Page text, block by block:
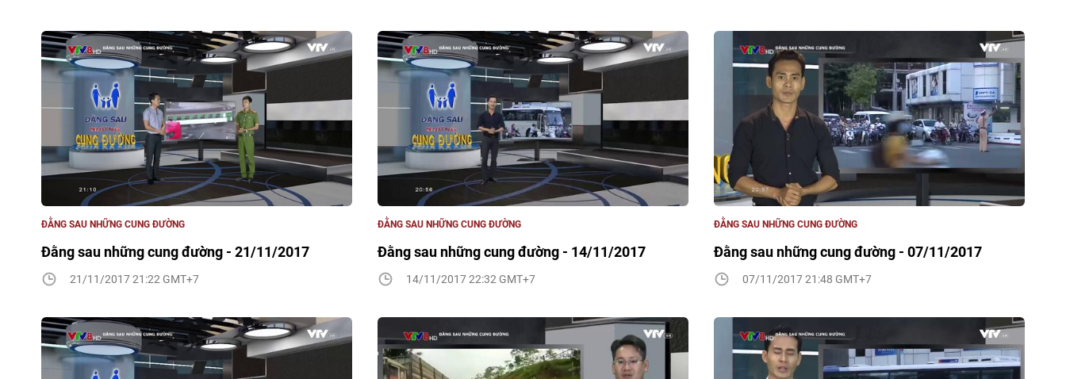
Đằng sau những cung đường - 21/11/2017
ĐẰNG SAU NHỮNG CUNG ĐƯỜNG
21/11/2017 21:22 GMT+7
Đằng sau những cung đường - 14/11/2017
ĐẰNG SAU NHỮNG CUNG ĐƯỜNG
14/11/2017 22:32 GMT+7
Đằng sau những cung đường - 07/11/2017
ĐẰNG SAU NHỮNG CUNG ĐƯỜNG
07/11/2017 21:48 GMT+7